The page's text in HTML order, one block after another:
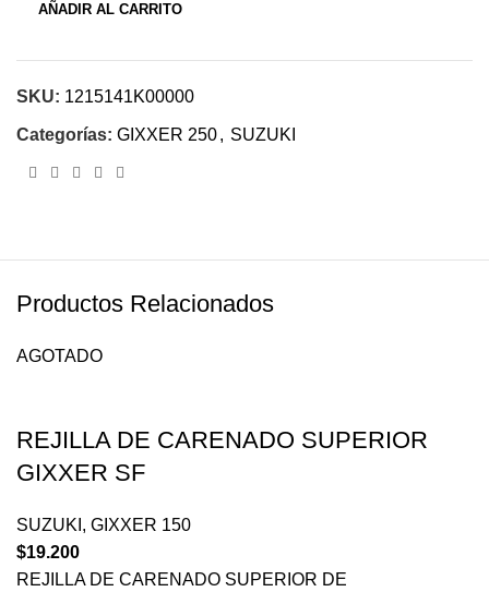
AÑADIR AL CARRITO
SKU: 1215141K00000
Categorías: GIXXER 250, SUZUKI
Productos Relacionados
AGOTADO
REJILLA DE CARENADO SUPERIOR
GIXXER SF
SUZUKI , GIXXER 150
$19.200
REJILLA DE CARENADO SUPERIOR DE